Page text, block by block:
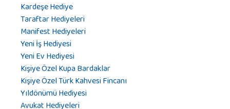
Kardeşe Hediye
Taraftar Hediyeleri
Manifest Hediyeleri
Yeni İş Hediyesi
Yeni Ev Hediyesi
Kişiye Özel Kupa Bardaklar
Kişiye Özel Türk Kahvesi Fincanı
Yıldönümü Hediyesi
Avukat Hediyeleri